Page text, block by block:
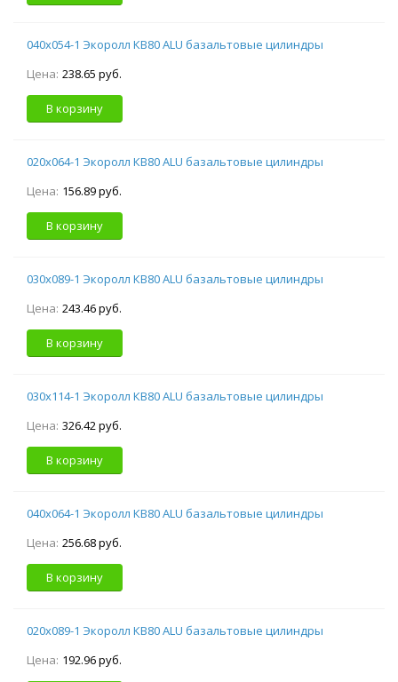
040х054-1 Экоролл КВ80 ALU базальтовые цилиндры
Цена: 238.65 руб.
В корзину
020х064-1 Экоролл КВ80 ALU базальтовые цилиндры
Цена: 156.89 руб.
В корзину
030х089-1 Экоролл КВ80 ALU базальтовые цилиндры
Цена: 243.46 руб.
В корзину
030х114-1 Экоролл КВ80 ALU базальтовые цилиндры
Цена: 326.42 руб.
В корзину
040х064-1 Экоролл КВ80 ALU базальтовые цилиндры
Цена: 256.68 руб.
В корзину
020х089-1 Экоролл КВ80 ALU базальтовые цилиндры
Цена: 192.96 руб.